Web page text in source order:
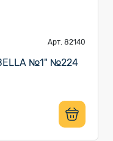
Арт. 82140
№1" №224